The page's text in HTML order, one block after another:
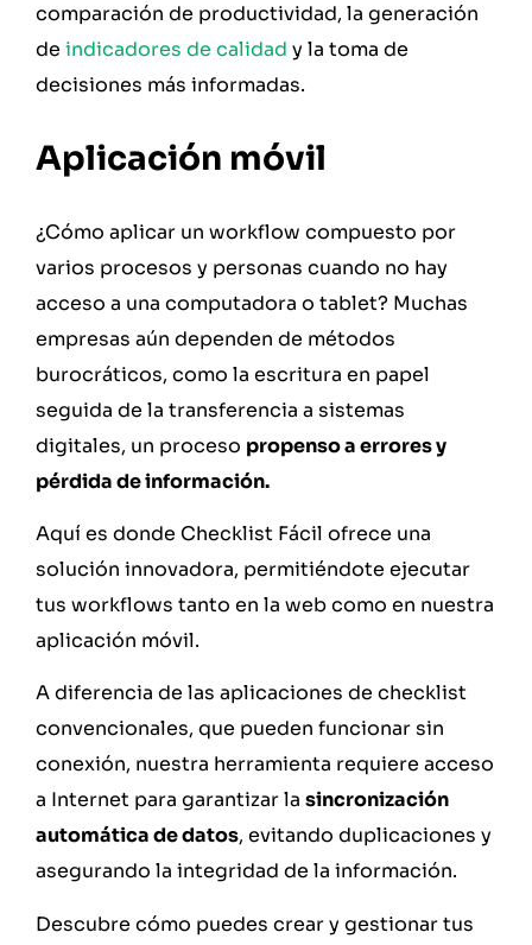
comparación de productividad, la generación
de indicadores de calidad y la toma de
decisiones más informadas.
Aplicación móvil
¿Cómo aplicar un workflow compuesto por
varios procesos y personas cuando no hay
acceso a una computadora o tablet? Muchas
empresas aún dependen de métodos
burocráticos, como la escritura en papel
seguida de la transferencia a sistemas
digitales, un proceso propenso a errores y
pérdida de información.
Aquí es donde Checklist Fácil ofrece una
solución innovadora, permitiéndote ejecutar
tus workflows tanto en la web como en nuestra
aplicación móvil.
A diferencia de las aplicaciones de checklist
convencionales, que pueden funcionar sin
conexión, nuestra herramienta requiere acceso
a Internet para garantizar la sincronización
automática de datos, evitando duplicaciones y
asegurando la integridad de la información.
Descubre cómo puedes crear y gestionar tus